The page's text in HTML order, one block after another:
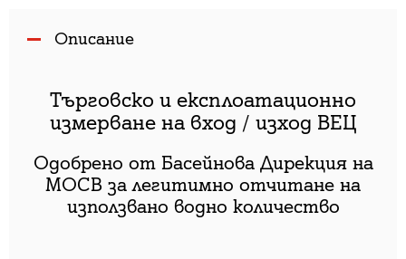
Описание
Търговско и експлоатационно
измерване на вход / изход ВЕЦ
Одобрено от Басейнова Дирекция на
МОСВ за легитимно отчитане на
използвано водно количество